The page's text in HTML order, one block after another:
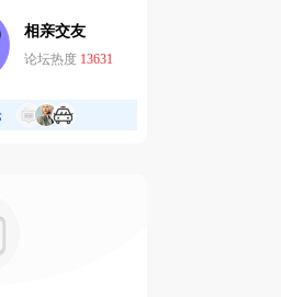
相亲交友
论坛热度 13631